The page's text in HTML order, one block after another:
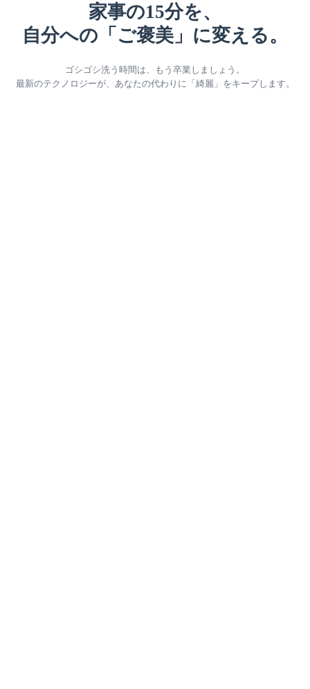
家事の15分を、
自分への「ご褒美」に変える。
ゴシゴシ洗う時間は、もう卒業しましょう。
最新のテクノロジーが、あなたの代わりに「綺麗」をキープします。